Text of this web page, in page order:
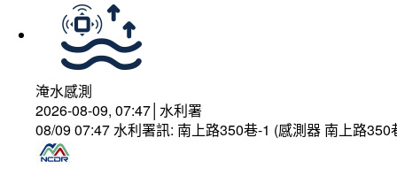
淹水感測
2026-08-09, 07:47│水利署
08/09 07:47 水利署訊: 南上路350巷-1 (感測器 南上路